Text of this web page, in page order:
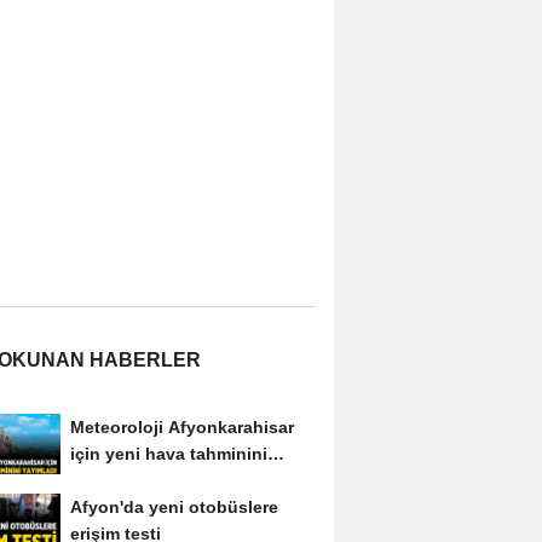
HABERLER
Meteoroloji Afyonkarahisar
için yeni hava tahminini
Afyon'da yeni otobüslere
erişim testi